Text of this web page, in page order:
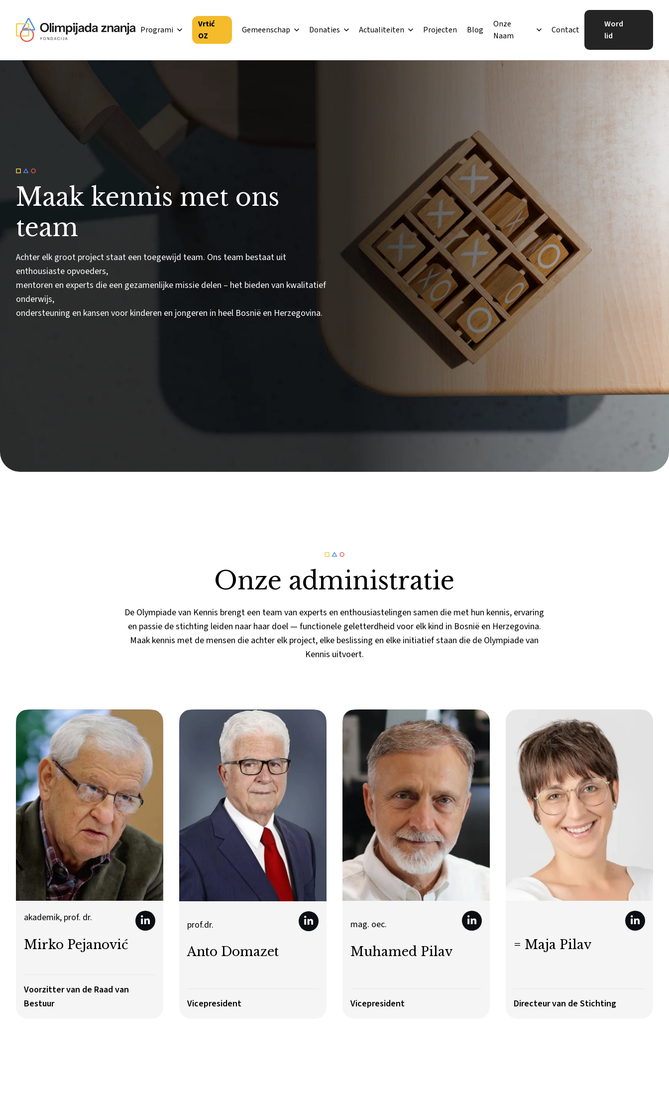
Programi
Vrtić
OZ
Gemeenschap Donaties Actualiteiten Projecten Blog
Onze
Naam
Contact
Word
lid
Maak kennis met ons
team
Achter elk groot project staat een toegewijd team. Ons team bestaat uit
enthousiaste opvoeders,
mentoren en experts die een gezamenlijke missie delen – het bieden van kwalitatief
onderwijs,
ondersteuning en kansen voor kinderen en jongeren in heel Bosnië en Herzegovina.
Onze administratie
De Olympiade van Kennis brengt een team van experts en enthousiastelingen samen die met hun kennis, ervaring
en passie de stichting leiden naar haar doel — functionele geletterdheid voor elk kind in Bosnië en Herzegovina.
Maak kennis met de mensen die achter elk project, elke beslissing en elke initiatief staan die de Olympiade van
Kennis uitvoert.
akademik, prof. dr.
Mirko Pejanović
Voorzitter van de Raad van
Bestuur
prof.dr.
Anto Domazet
Vicepresident
mag. oec.
Muhamed Pilav
Vicepresident
= Maja Pilav
Directeur van de Stichting